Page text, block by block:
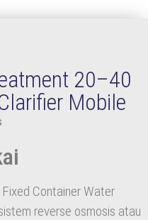
20–40
Mobile
Container Water
reverse osmosis atau